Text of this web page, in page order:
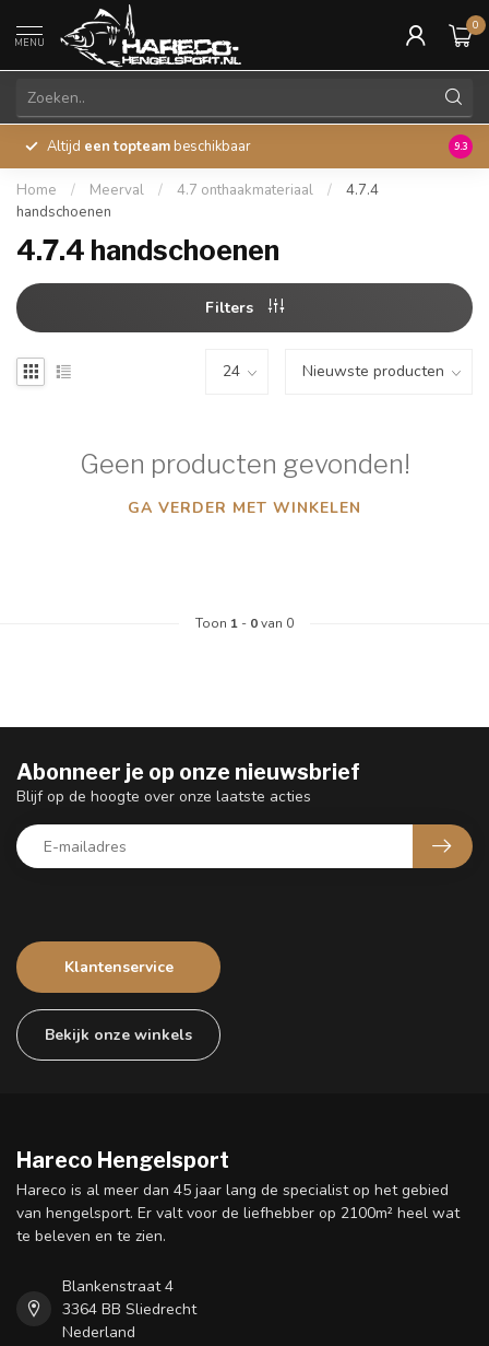
MENU
0
Altijd een topteam beschikbaar 45
9.3
Home / Meerval / 4.7 onthaakmateriaal /
4.7.4
handschoenen
4.7.4 handschoenen
Filters
Geen producten gevonden!
GA VERDER MET WINKELEN
Toon 1 - 0van 0
Klantenservice
Bekijk onze winkels
Abonneer je op onze nieuwsbrief
Blijf op de hoogte over onze laatste acties
Hareco Hengelsport
Hareco is al meer dan 45 jaar lang de specialist op het gebied
van hengelsport. Er valt voor de liefhebber op 2100m² heel wat
te beleven en te zien.
Blankenstraat 4
3364 BB Sliedrecht
Nederland